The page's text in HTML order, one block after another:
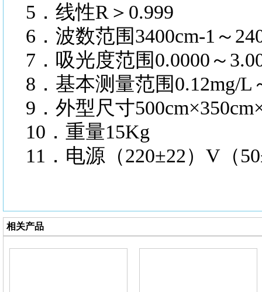
5．线性R＞0.999
6．波数范围3400cm-1～
7．吸光度范围0.0000～
8．基本测量范围0.12mg/L
9．外型尺寸
10．重量15Kg
11．电源（220±22）V（
相关产品